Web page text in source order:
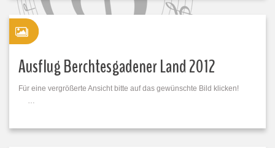
Ausflug Berchtesgadener Land 2012
Für eine vergrößerte Ansicht bitte auf das gewünschte Bild klicken!
…